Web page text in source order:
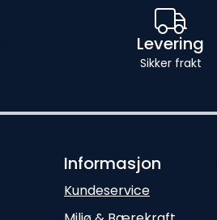
Levering
Sikker frakt
Informasjon
Kundeservice